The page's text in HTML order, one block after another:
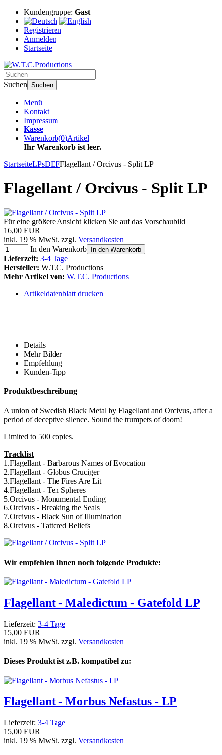
Kundengruppe: Gast
Registrieren
Anmelden
Startseite
Suchen Suchen
Menü
Kontakt
Impressum
Kasse
Warenkorb(0)Artikel
Ihr Warenkorb ist leer.
StartseiteLPsDEFFlagellant / Orcivus - Split LP
Flagellant / Orcivus - Split LP
Für eine größere Ansicht klicken Sie auf das Vorschaubild
16,00 EUR
inkl. 19 % MwSt. zzgl. Versandkosten
In den Warenkorb
In den Warenkorb
Lieferzeit: 3-4 Tage
Hersteller: W.T.C. Productions
Mehr Artikel von: W.T.C. Productions
Artikeldatenblatt drucken
Details
Mehr Bilder
Empfehlung
Kunden-Tipp
Produktbeschreibung
A union of Swedish Black Metal by Flagellant and Orcivus, after a
period of deceptive silence. Sound the trumpets of doom!
Limited to 500 copies.
Tracklist
1.Flagellant - Barbarous Names of Evocation
2.Flagellant - Globus Cruciger
3.Flagellant - The Fires Are Lit
4.Flagellant - Ten Spheres
5.Orcivus - Monumental Ending
6.Orcivus - Breaking the Seals
7.Orcivus - Black Sun of Illumination
8.Orcivus - Tattered Beliefs
Wir empfehlen Ihnen noch folgende Produkte:
Flagellant - Maledictum - Gatefold LP
Lieferzeit: 3-4 Tage
15,00 EUR
inkl. 19 % MwSt. zzgl. Versandkosten
Dieses Produkt ist z.B. kompatibel zu:
Flagellant - Morbus Nefastus - LP
Lieferzeit: 3-4 Tage
15,00 EUR
inkl. 19 % MwSt. zzgl. Versandkosten